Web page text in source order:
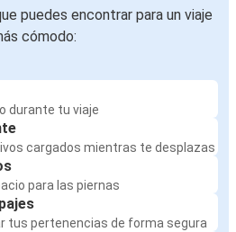
puedes encontrar para un viaje
cómodo:
durante tu viaje
cargados mientras te desplazas
para las piernas
tus pertenencias de forma segura